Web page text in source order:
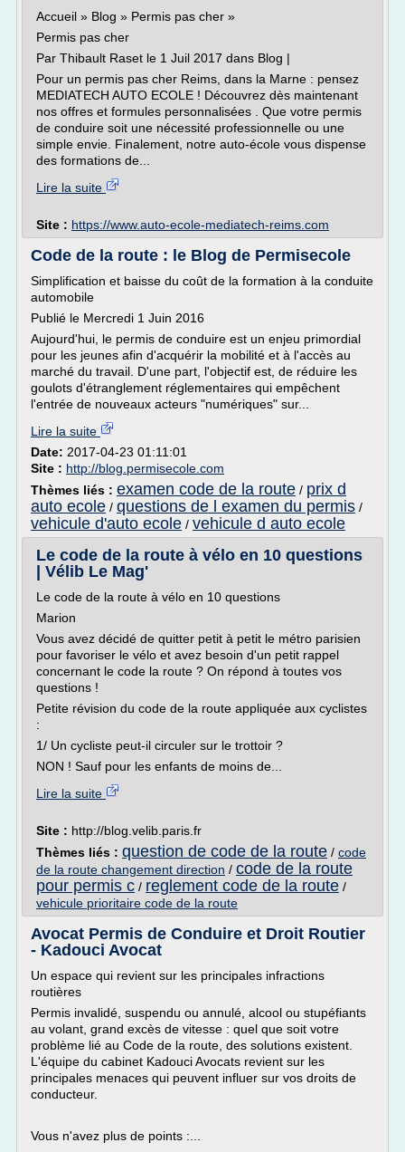
Accueil » Blog » Permis pas cher »
Permis pas cher
Par Thibault Raset le 1 Juil 2017 dans Blog |
Pour un permis pas cher Reims, dans la Marne : pensez
MEDIATECH AUTO ECOLE ! Découvrez dès maintenant
nos offres et formules personnalisées . Que votre permis
de conduire soit une nécessité professionnelle ou une
simple envie. Finalement, notre auto-école vous dispense
des formations de...
Lire la suite
Site : https://www.auto-ecole-mediatech-reims.com
Code de la route : le Blog de Permisecole
Simplification et baisse du coût de la formation à la conduite
automobile
Publié le Mercredi 1 Juin 2016
Aujourd'hui, le permis de conduire est un enjeu primordial
pour les jeunes afin d'acquérir la mobilité et à l'accès au
marché du travail. D'une part, l'objectif est, de réduire les
goulots d'étranglement réglementaires qui empêchent
l'entrée de nouveaux acteurs "numériques" sur...
Lire la suite
Date: 2017-04-23 01:11:01
Site : http://blog.permisecole.com
Thèmes liés : examen code de la route / prix d
auto ecole / questions de l examen du permis /
vehicule d'auto ecole / vehicule d auto ecole
Le code de la route à vélo en 10 questions
| Vélib Le Mag'
Le code de la route à vélo en 10 questions
Marion
Vous avez décidé de quitter petit à petit le métro parisien
pour favoriser le vélo et avez besoin d'un petit rappel
concernant le code la route ? On répond à toutes vos
questions !
Petite révision du code de la route appliquée aux cyclistes
:
1/ Un cycliste peut-il circuler sur le trottoir ?
NON ! Sauf pour les enfants de moins de...
Lire la suite
Site : http://blog.velib.paris.fr
Thèmes liés : question de code de la route / code
de la route changement direction / code de la route
pour permis c / reglement code de la route /
vehicule prioritaire code de la route
Avocat Permis de Conduire et Droit Routier
- Kadouci Avocat
Un espace qui revient sur les principales infractions
routières
Permis invalidé, suspendu ou annulé, alcool ou stupéfiants
au volant, grand excès de vitesse : quel que soit votre
problème lié au Code de la route, des solutions existent.
L'équipe du cabinet Kadouci Avocats revient sur les
principales menaces qui peuvent influer sur vos droits de
conducteur.
Vous n'avez plus de points :...